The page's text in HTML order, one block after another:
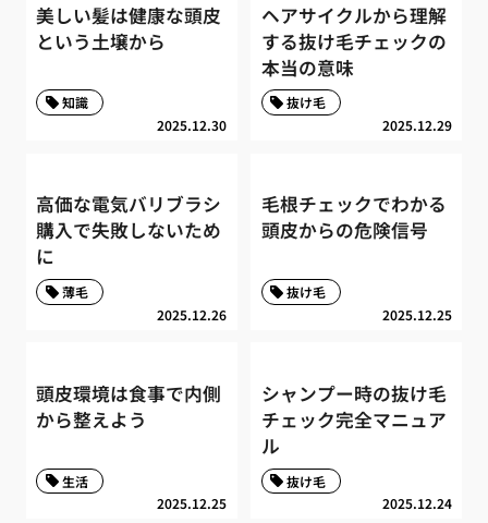
美しい髪は健康な頭皮
という土壌から
2025.12.30
知識
ヘアサイクルから理解
する抜け毛チェックの
本当の意味
2025.12.29
抜け毛
高価な電気バリブラシ
購入で失敗しないため
に
2025.12.26
薄毛
毛根チェックでわかる
頭皮からの危険信号
2025.12.25
抜け毛
頭皮環境は食事で内側
から整えよう
2025.12.25
生活
シャンプー時の抜け毛
チェック完全マニュア
ル
2025.12.24
抜け毛